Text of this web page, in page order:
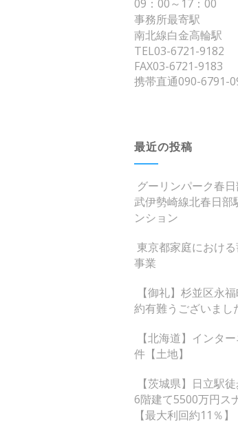
09：00～17：00
事務所最寄駅
南北線白金高輪駅
TEL03-6721-9182
FAX03-6721-9183
携帯直通090-6791-
最近の投稿
グーリンパーク春
武伊勢崎線北春日部
ンション
東京都家庭におけ
事業
【御礼】杉並区永
約有難うございまし
【北海道】インタ
件【土地】
【茨城県】日立駅
6階建て5500万円ス
【最大利回約11％】